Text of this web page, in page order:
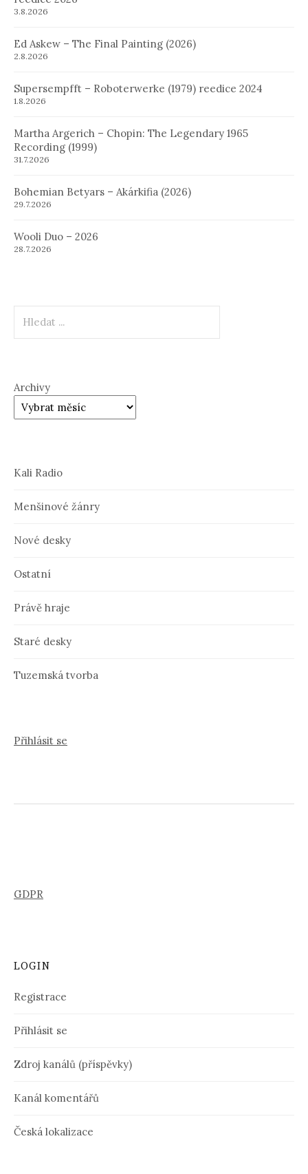
3.8.2026
Ed Askew – The Final Painting (2026)
2.8.2026
Supersempfft – Roboterwerke (1979) reedice 2024
1.8.2026
Martha Argerich – Chopin: The Legendary 1965
Recording (1999)
31.7.2026
Bohemian Betyars – Akárkifia (2026)
29.7.2026
Wooli Duo – 2026
28.7.2026
Archivy
Kali Radio
Menšinové žánry
Nové desky
Ostatní
Právě hraje
Staré desky
Tuzemská tvorba
Přihlásit se
GDPR
LOGIN
Registrace
Přihlásit se
Zdroj kanálů (příspěvky)
Kanál komentářů
Česká lokalizace